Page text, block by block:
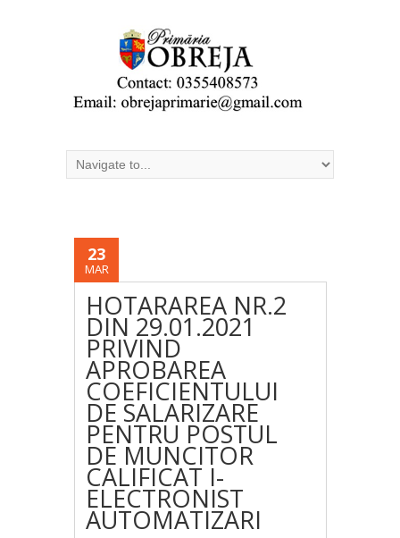
23
MAR
HOTARAREA NR.2
DIN 29.01.2021
PRIVIND
APROBAREA
COEFICIENTULUI
DE SALARIZARE
PENTRU POSTUL
DE MUNCITOR
CALIFICAT I-
ELECTRONIST
AUTOMATIZARI